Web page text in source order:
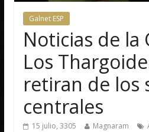
Galnet ESP
Noticias de la
Los
retiran de los
centrales
15 julio, 3305 Magnaram